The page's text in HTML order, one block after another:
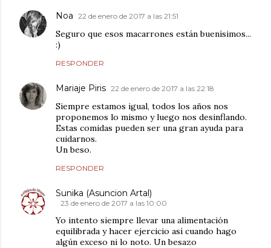
Noa 22 de enero de 2017 a las 21:51
Seguro que esos macarrones están buenísimos...
:)
RESPONDER
Mariaje Piris 22 de enero de 2017 a las 22:18
Siempre estamos igual, todos los años nos
proponemos lo mismo y luego nos desinflando.
Estas comidas pueden ser una gran ayuda para
cuidarnos.
Un beso.
RESPONDER
Sunika (Asuncion Artal)
23 de enero de 2017 a las 10:00
Yo intento siempre llevar una alimentación
equilibrada y hacer ejercicio así cuando hago
algún exceso ni lo noto. Un besazo